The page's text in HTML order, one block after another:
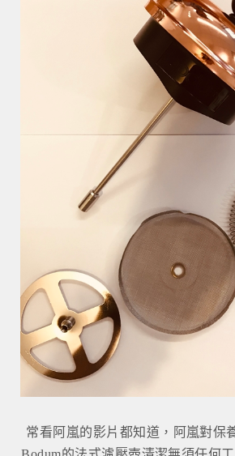
常看阿嵐的影片都知道，阿嵐對保